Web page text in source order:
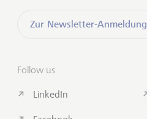
Zur Newsletter-Anmeldung
Follow us
LinkedIn